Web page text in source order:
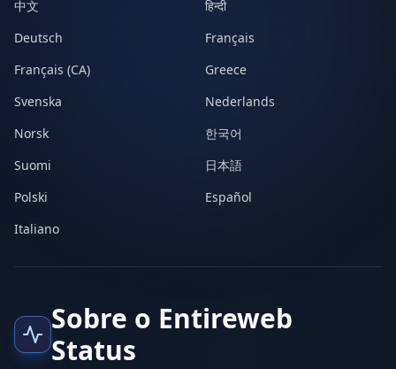
中文
हिन्दी
Deutsch
Français
Français (CA)
Greece
Svenska
Nederlands
Norsk
한국어
Suomi
日本語
Polski
Español
Italiano
Sobre o Entireweb
Status